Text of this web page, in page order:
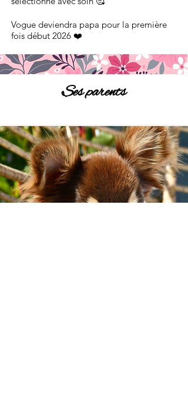
Vogue deviendra papa pour la première
fois début 2026 ❤️
Ses parents